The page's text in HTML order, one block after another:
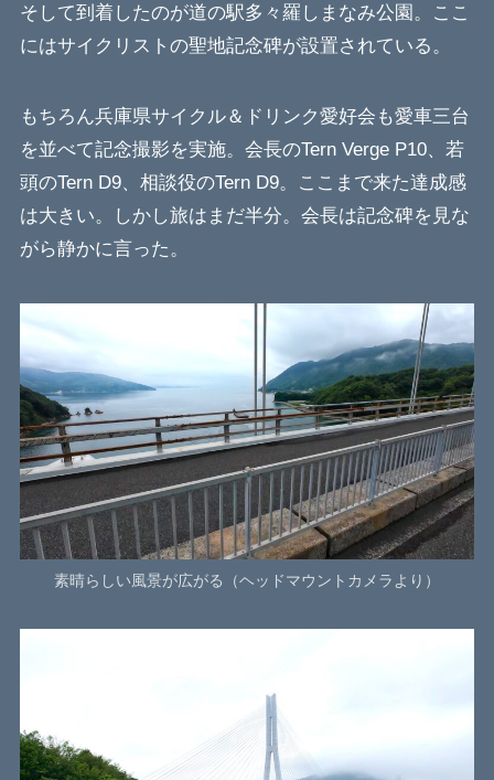
そして到着したのが道の駅多々羅しまなみ公園。ここ
にはサイクリストの聖地記念碑が設置されている。
もちろん兵庫県サイクル＆ドリンク愛好会も愛車三台
を並べて記念撮影を実施。会長のTern Verge P10、若
頭のTern D9、相談役のTern D9。ここまで来た達成感
は大きい。しかし旅はまだ半分。会長は記念碑を見な
がら静かに言った。
素晴らしい風景が広がる（ヘッドマウントカメラより）